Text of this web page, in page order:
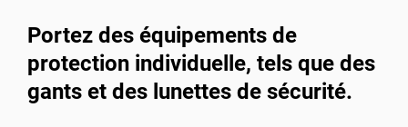
Portez des équipements de
protection individuelle, tels que des
gants et des lunettes de sécurité.